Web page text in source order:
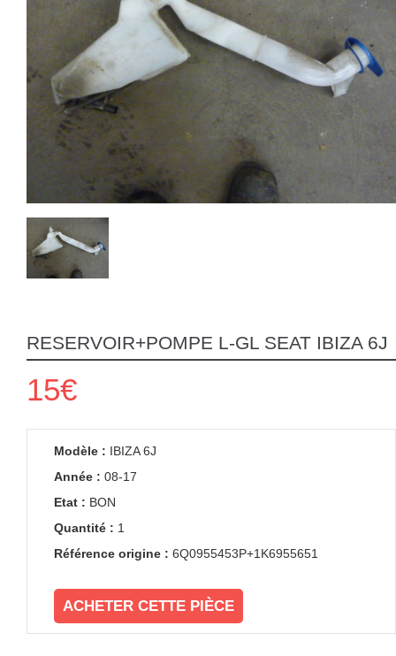
RESERVOIR+POMPE L-GL SEAT IBIZA 6J
15€
Modèle : IBIZA 6J
Année : 08-17
Etat : BON
Quantité : 1
Référence origine : 6Q0955453P+1K6955651
ACHETER CETTE PIÈCE